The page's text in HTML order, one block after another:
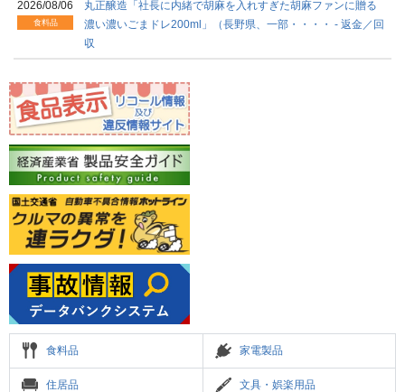
2026/08/06
食料品
丸正醸造「社長に内緒で胡麻を入れすぎた胡麻ファンに贈る
濃い濃いごまドレ200ml」（長野県、一部・・・・ - 返金／回
収
食料品 家電製品
住居品 文具・娯楽用品